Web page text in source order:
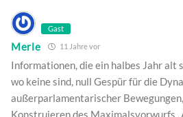
Gast
Merle 11 Jahre vor
Informationen, die ein halbes Jahr alt
wo keine sind, null Gespür für die
außerparlamentarischer
Konstruieren des Maximalsvorwurfs